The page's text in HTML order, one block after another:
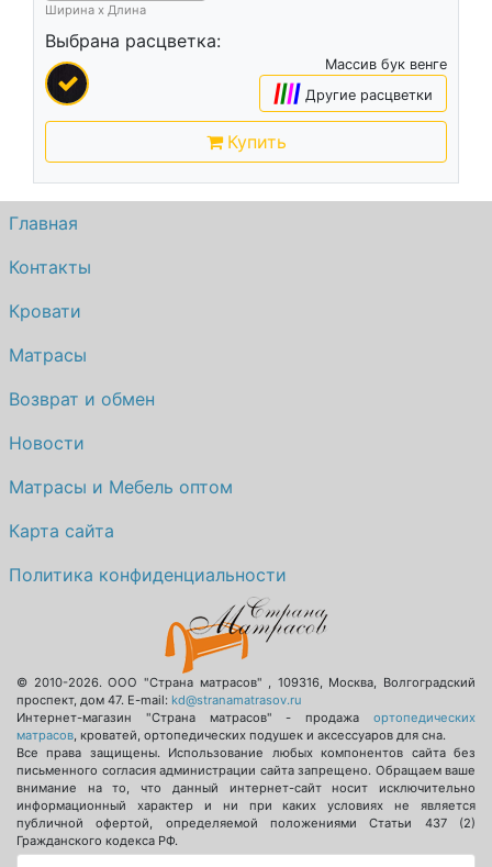
Ширина х Длина
Выбрана расцветка:
Массив бук венге
|||| Другие расцветки
Купить
Главная
Контакты
Кровати
Матрасы
Возврат и обмен
Новости
Матрасы и Мебель оптом
Карта сайта
Политика конфиденциальности
© 2010-2026.ООО "Страна матрасов" 109316, Москва
Волгоградский
проспект, дом 47. E-mail: kd@stranamatrasov.ru
Интернет-магазин "Страна матрасов" - продажа ортопедических
матрасов , кроватей, ортопедических подушек и аксессуаров для сна.
Все права защищены. Использование любых компонентов сайта без
письменного согласия администрации сайта запрещено. Обращаем ваше
внимание на то, что данный интернет-сайт носит исключительно
информационный характер и ни при каких условиях не является
публичной офертой, определяемой положениями Статьи 437 (2)
Гражданского кодекса РФ.